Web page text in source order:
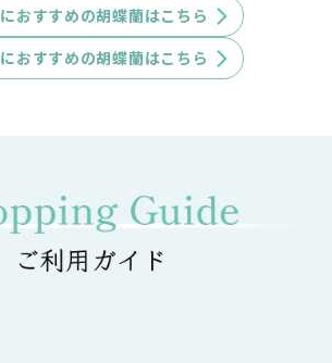
におすすめの胡蝶蘭はこちら
におすすめの胡蝶蘭はこちら